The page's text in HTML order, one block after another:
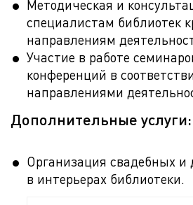
Методическая и
специалистам библиотек
направлениям
Участие в работе
конференций в
направлениями
Дополнительные услуги:
Организация свадебных и
в интерьерах библиотеки.